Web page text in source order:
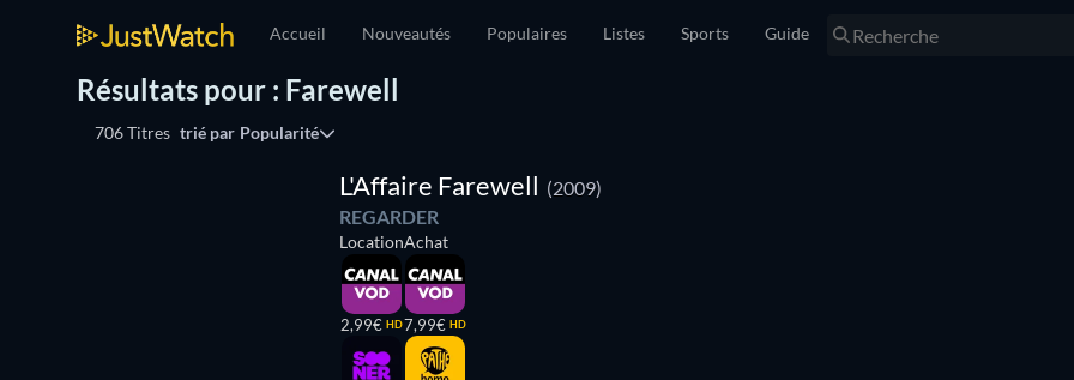
Accueil Nouveautés Populaires Listes Sports Guide
Résultats pour : Farewell
706 Titres trié par Popularité
L'Affaire Farewell (2009)
REGARDER
Location
2,99€ HD
Achat
7,99€ HD